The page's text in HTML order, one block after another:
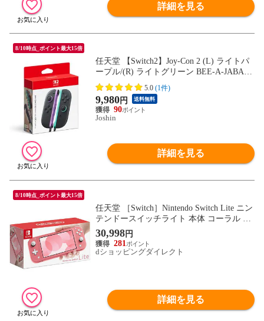
詳細を見る
8/10時点_ポイント最大15倍
任天堂 【Switch2】Joy-Con 2 (L) ライトパ
ープル/(R) ライトグリーン BEE-A-JABAB
NSW2 ジョイコン2 パ-プルグリ-ン 【返品
種別B】
5.0 (1件)
9,980円 送料無料
90
Joshin
詳細を見る
8/10時点_ポイント最大15倍
任天堂 ［Switch］Nintendo Switch Lite ニン
テンドースイッチライト 本体 コーラル NS
W ホンタイ 【送料550円対象品】 HDH-S-P
AZAA
30,998円
281
dショッピングダイレクト
詳細を見る